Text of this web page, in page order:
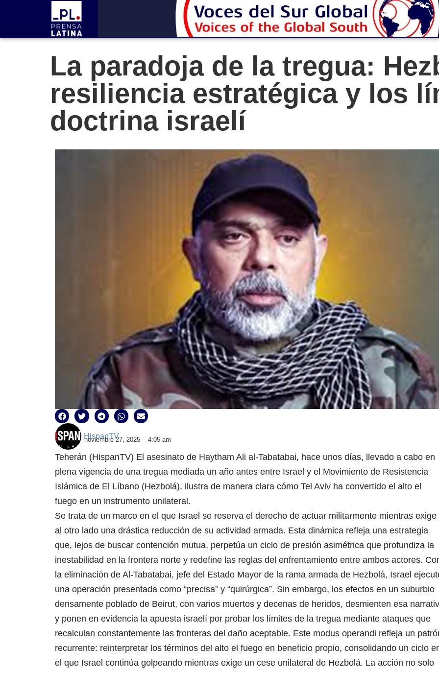
La paradoja de la tregua:
resiliencia estratégica y los
doctrina israelí
HispanTV
noviembre 27, 2025 4:05 am
Teherán (HispanTV) El asesinato de Haytham Ali al-Tabatabai, hace unos días, llevado a cabo en
plena vigencia de una tregua mediada un año antes entre Israel y el Movimiento de Resistencia
Islámica de El Líbano (Hezbolá), ilustra de manera clara cómo Tel Aviv ha convertido el alto el
fuego en un instrumento unilateral.
Se trata de un marco en el que Israel se reserva el derecho de actuar militarmente mientras exige
al otro lado una drástica reducción de su actividad armada. Esta dinámica refleja una estrategia
que, lejos de buscar contención mutua, perpetúa un ciclo de presión asimétrica que profundiza la
inestabilidad en la frontera norte y redefine las reglas del enfrentamiento entre ambos actores.
la eliminación de Al-Tabatabai, jefe del Estado Mayor de la rama armada de Hezbolá, Israel
una operación presentada como “precisa” y “quirúrgica”. Sin embargo, los efectos en un suburbio
densamente poblado de Beirut, con varios muertos y decenas de heridos, desmienten esa
y ponen en evidencia la apuesta israelí por probar los límites de la tregua mediante ataques que
recalculan constantemente las fronteras del daño aceptable. Este modus operandi refleja un
recurrente: reinterpretar los términos del alto el fuego en beneficio propio, consolidando un ciclo
el que Israel continúa golpeando mientras exige un cese unilateral de Hezbolá. La acción no solo